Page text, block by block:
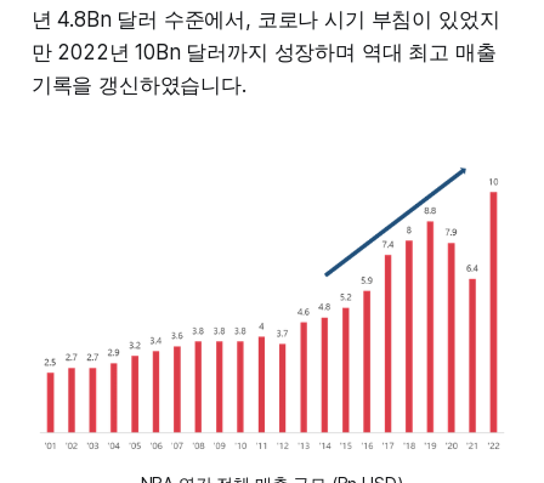
년 4.8Bn 달러 수준에서, 코로나 시기 부침이 있었지
만 2022년 10Bn 달러까지 성장하며 역대 최고 매출
기록을 갱신하였습니다.